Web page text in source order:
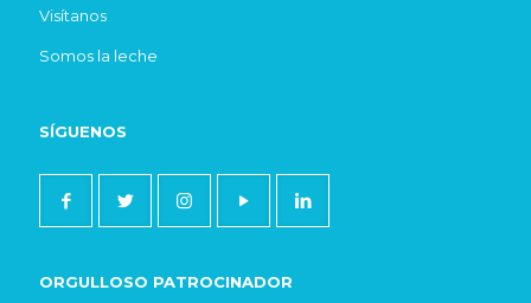
Visítanos
Somos la leche
SÍGUENOS
ORGULLOSO PATROCINADOR